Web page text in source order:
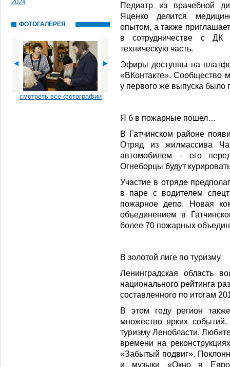
2024
ФОТОГАЛЕРЕЯ
смотреть все фотографии
Педиатр из врачебной
Яценко делится
опытом, а также
в сотрудничестве с ДК
техническую часть.
Эфиры доступны на
«ВКонтакте». Сообщество
у первого же выпуска было
Я б в пожарные пошел…
В Гатчинском районе
Отряд из жилмассива
автомобилем – его
Огнеборцы будут
Участие в отряде
в паре с водителем
пожарное депо. Новая
объединением в
более 70 пожарных
В золотой лиге по туризму
Ленинградская область
нацио­нального рейтинга
составленного по итогам
В этом году регион
множество ярких
туризму Лен­области.
времени на
«Забытый подвиг».
и музыки «Окно в